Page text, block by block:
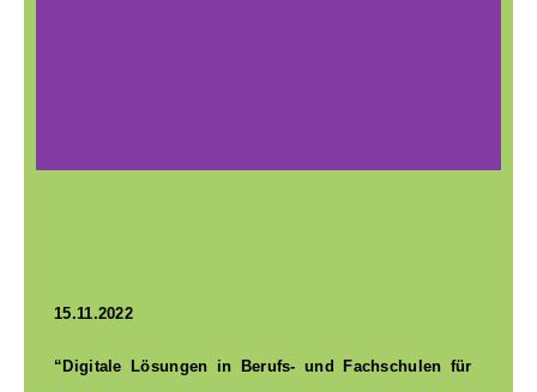
15.11.2022
“Digitale Lösungen in Berufs- und Fachschulen für